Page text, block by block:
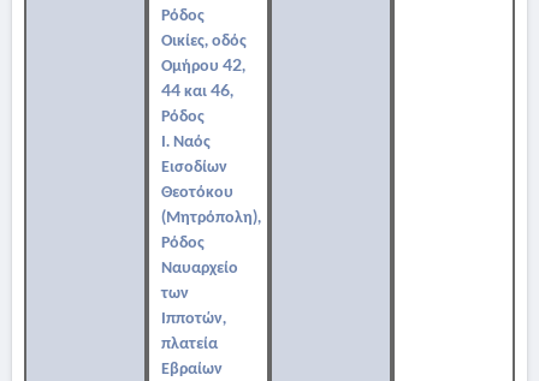
Ρόδος
Οικίες, οδός
Ομήρου 42,
44 και 46,
Ρόδος
Ι. Ναός
Εισοδίων
Θεοτόκου
(Μητρόπολη),
Ρόδος
Ναυαρχείο
των
Ιπποτών,
πλατεία
Εβραίων